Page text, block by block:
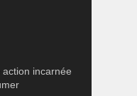
incarnée